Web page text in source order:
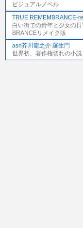
ビジュアルノベル
TRUE REMEMBRANCE-
白い街での青年と少女の
BRANCEリメイク版
asn芥川龍之介 羅生門
世界初、著作権切れの小